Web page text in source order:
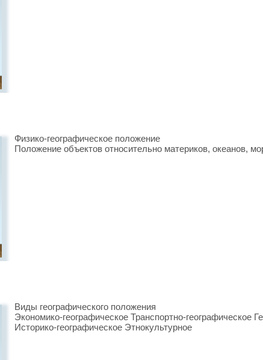
Физико-географическое положение
Положение объектов относительно материков, океанов,
Виды географического положения
Экономико-географическое Транспортно-географическое
Историко-географическое Этнокультурное